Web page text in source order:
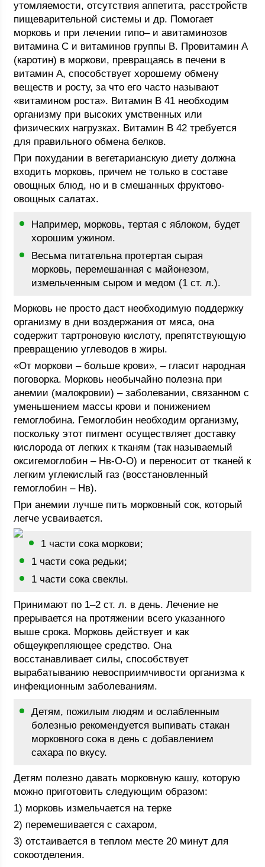
утомляемости, отсутствия аппетита, расстройств
пищеварительной системы и др. Помогает
морковь и при лечении гипо– и авитаминозов
витамина С и витаминов группы В. Провитамин А
(каротин) в моркови, превращаясь в печени в
витамин А, способствует хорошему обмену
веществ и росту, за что его часто называют
«витамином роста». Витамин В 41 необходим
организму при высоких умственных или
физических нагрузках. Витамин В 42 требуется
для правильного обмена белков.
При похудании в вегетарианскую диету должна
входить морковь, причем не только в составе
овощных блюд, но и в смешанных фруктово-
овощных салатах.
Например, морковь, тертая с яблоком, будет
хорошим ужином.
Весьма питательна протертая сырая
морковь, перемешанная с майонезом,
измельченным сыром и медом (1 ст. л.).
Морковь не просто даст необходимую поддержку
организму в дни воздержания от мяса, она
содержит тартроновую кислоту, препятствующую
превращению углеводов в жиры.
«От моркови – больше крови», – гласит народная
поговорка. Морковь необычайно полезна при
анемии (малокровии) – заболевании, связанном с
уменьшением массы крови и понижением
гемоглобина. Гемоглобин необходим организму,
поскольку этот пигмент осуществляет доставку
кислорода от легких к тканям (так называемый
оксигемоглобин – Нв-О-О) и переносит от тканей к
легким углекислый газ (восстановленный
гемоглобин – Нв).
При анемии лучше пить морковный сок, который
легче усваивается.
1 части сока моркови;
1 части сока редьки;
1 части сока свеклы.
Принимают по 1–2 ст. л. в день. Лечение не
прерывается на протяжении всего указанного
выше срока. Морковь действует и как
общеукрепляющее средство. Она
восстанавливает силы, способствует
вырабатыванию невосприимчивости организма к
инфекционным заболеваниям.
Детям, пожилым людям и ослабленным
болезнью рекомендуется выпивать стакан
морковного сока в день с добавлением
сахара по вкусу.
Детям полезно давать морковную кашу, которую
можно приготовить следующим образом:
1) морковь измельчается на терке
2) перемешивается с сахаром,
3) отстаивается в теплом месте 20 минут для
сокоотделения.